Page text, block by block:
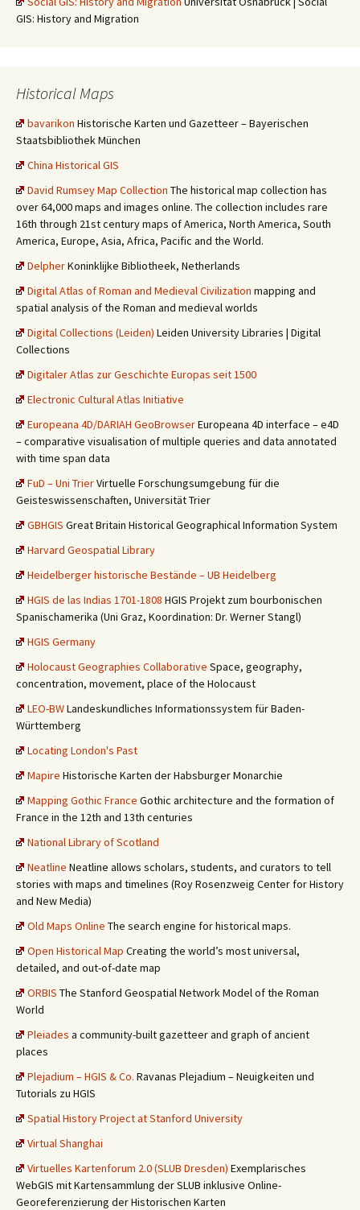
GIS: History and Migration
Historical Maps
bavarikon Historische Karten und Gazetteer – Bayerischen
Staatsbibliothek München
China Historical GIS
David Rumsey Map Collection The historical map collection has
over 64,000 maps and images online. The collection includes rare
16th through 21st century maps of America, North America, South
America, Europe, Asia, Africa, Pacific and the World.
DelpherKoninklijke Bibliotheek, Netherlands
Digital Atlas of Roman and Medieval Civilization mapping and
spatial analysis of the Roman and medieval worlds
Digital Collections (Leiden) Leiden University Libraries | Digital
Collections
Digitaler Atlas zur Geschichte Europas seit 1500
Electronic Cultural Atlas Initiative
Europeana 4D/DARIAH GeoBrowserEuropeana 4D interface – e4D
– comparative visualisation of multiple queries and data annotated
with time span data
FuD – Uni TrierVirtuelle Forschungsumgebung für die
Geisteswissenschaften, Universität Trier
GBHGIS Great Britain Historical Geographical Information System
Harvard Geospatial Library
Heidelberger historische Bestände – UB Heidelberg
HGIS de las Indias 1701-1808 HGIS Projekt zum bourbonischen
Spanischamerika (Uni Graz, Koordination: Dr. Werner Stangl)
HGIS Germany
Holocaust Geographies Collaborative Space, geography,
concentration, movement, place of the Holocaust
LEO-BWLandeskundliches Informationssystem für Baden-
Württemberg
Locating London's Past
Mapire Historische Karten der Habsburger Monarchie
Mapping Gothic France Gothic architecture and the formation of
France in the 12th and 13th centuries
National Library of Scotland
Neatline Neatline allows scholars, students, and curators to tell
stories with maps and timelines (Roy Rosenzweig Center for History
and New Media)
Old Maps Online The search engine for historical maps.
Open Historical Map Creating the world’s most universal,
detailed, and out-of-date map
ORBIS The Stanford Geospatial Network Model of the Roman
World
Pleiades a community-built gazetteer and graph of ancient
places
Plejadium – HGIS & Co. Ravanas Plejadium – Neuigkeiten und
Tutorials zu HGIS
Spatial History Project at Stanford University
Virtual Shanghai
Virtuelles Kartenforum 2.0 (SLUB Dresden) Exemplarisches
WebGIS mit Kartensammlung der SLUB inklusive Online-
Georeferenzierung der Historischen Karten